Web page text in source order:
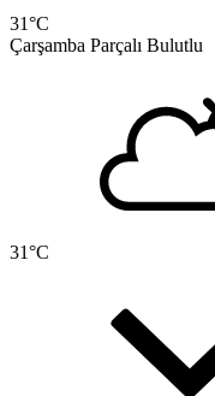
31°C
Çarşamba Parçalı Bulutlu
31°C